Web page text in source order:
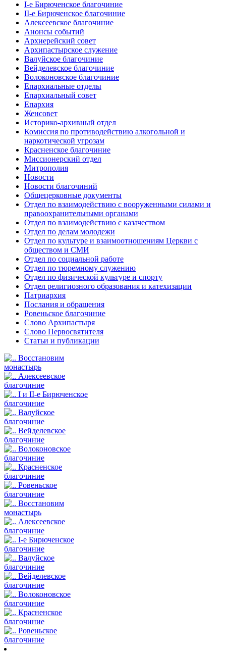
I-е Бирюченское благочиние
II-е Бирюченское благочиние
Алексеевское благочиние
Анонсы событий
Архиерейский совет
Архипастырское служение
Валуйское благочиние
Вейделевское благочиние
Волоконовское благочиние
Епархиальные отделы
Епархиальный совет
Епархия
Женсовет
Историко-архивный отдел
Комиссия по противодействию алкогольной и
наркотической угрозам
Красненское благочиние
Миссионерский отдел
Митрополия
Новости
Новости благочиний
Общецерковные документы
Отдел по взаимодействию с вооруженными силами и
правоохранительными органами
Отдел по взаимодействию с казачеством
Отдел по делам молодежи
Отдел по культуре и взаимоотношениям Церкви с
обществом и СМИ
Отдел по социальной работе
Отдел по тюремному служению
Отдел по физической культуре и спорту
Отдел религиозного образования и катехизации
Патриархия
Послания и обращения
Ровеньское благочиние
Слово Архипастыря
Слово Первосвятителя
Статьи и публикации
Восстановим
монастырь
Алексеевское
благочиние
I и II-е Бирюченское
благочиние
Валуйское
благочиние
Вейделевское
благочиние
Волоконовское
благочиние
Красненское
благочиние
Ровеньское
благочиние
Восстановим
монастырь
Алексеевское
благочиние
I-е Бирюченское
благочиние
Валуйское
благочиние
Вейделевское
благочиние
Волоконовское
благочиние
Красненское
благочиние
Ровеньское
благочиние